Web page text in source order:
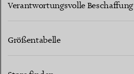
Verantwortungsvolle Beschaffung
Größentabelle